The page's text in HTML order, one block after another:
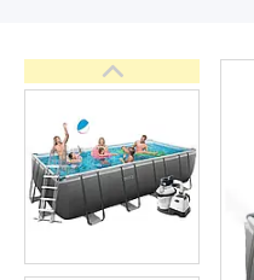
Документи
Відгуки
Контакти